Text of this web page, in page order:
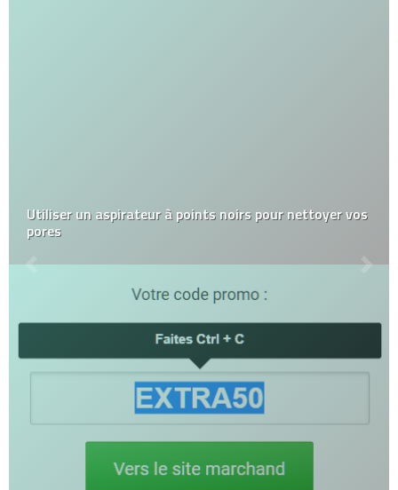
Utiliser un aspirateur à points noirs pour nettoyer vos
pores